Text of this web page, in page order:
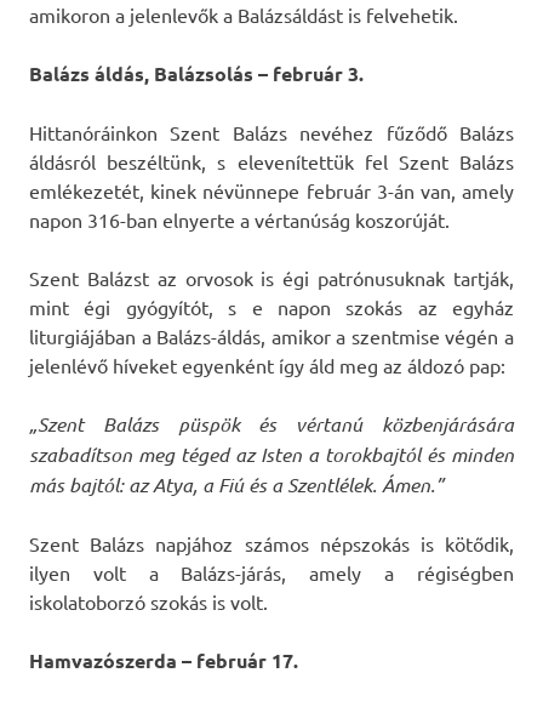
amikoron a jelenlevők a Balázsáldást is felvehetik.
Balázs áldás, Balázsolás – február 3.
Hittanóráinkon Szent Balázs nevéhez fűződő Balázs
áldásról beszéltünk, s elevenítettük fel Szent Balázs
emlékezetét, kinek névünnepe február 3-án van, amely
napon 316-ban elnyerte a vértanúság koszorúját.
Szent Balázst az orvosok is égi patrónusuknak tartják,
mint égi gyógyítót, s e napon szokás az egyház
liturgiájában a Balázs-áldás, amikor a szentmise végén a
jelenlévő híveket egyenként így áld meg az áldozó pap:
„Szent Balázs püspök és vértanú közbenjárására
szabadítson meg téged az Isten a torokbajtól és minden
más bajtól: az Atya, a Fiú és a Szentlélek. Ámen.”
Szent Balázs napjához számos népszokás is kötődik,
ilyen volt a Balázs-járás, amely a régiségben
iskolatoborzó szokás is volt.
Hamvazószerda – február 17.